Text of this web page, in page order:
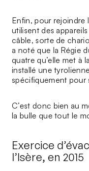
Enfin, pour rejoindre
utilisent des
câble, sorte de
a noté que la Régie
quatre qu’elle met à
installé une
spécifiquement pour
C’est donc bien au
la bulle que tout le
Exercice
l’Isère, en 2015